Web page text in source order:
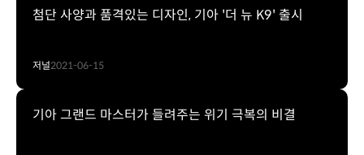
첨단 사양과 품격있는 디자인, 기아 '더 뉴 K9' 출시
저널2021-06-15
기아 그랜드 마스터가 들려주는 위기 극복의 비결